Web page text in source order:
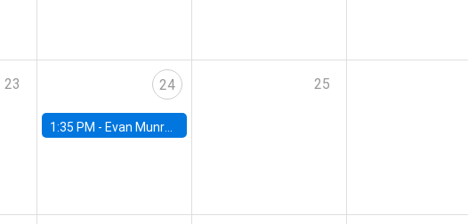
23 24
1:35 PM - Evan Munro, Neyman Visiting Assistant Professor in the Department of Statistics at UC Berkeley
25